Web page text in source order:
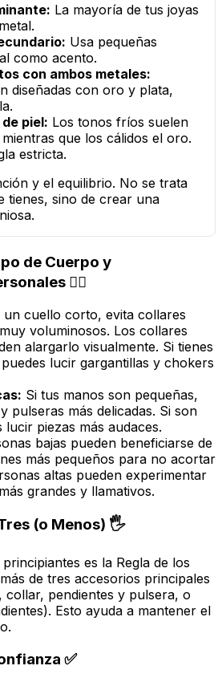
La mayoría de tus joyas
Usa pequeñas
como acento.
con ambos metales:
diseñadas con oro y plata,
piel: Los tonos fríos suelen
que los cálidos el oro.
estricta.
y el equilibrio. No se trata
tienes, sino de crear una
de Cuerpo y
🧍‍♀️
un cuello corto, evita collares
voluminosos. Los collares
alargarlo visualmente. Si tienes
lucir gargantillas y chokers
Si tus manos son pequeñas,
pulseras más delicadas. Si son
lucir piezas más audaces.
bajas pueden beneficiarse de
más pequeños para no acortar
altas pueden experimentar
grandes y llamativos.
(o Menos) 🖐️
es la Regla de los
de tres accesorios principales
pendientes y pulsera, o
Esto ayuda a mantener el
✅